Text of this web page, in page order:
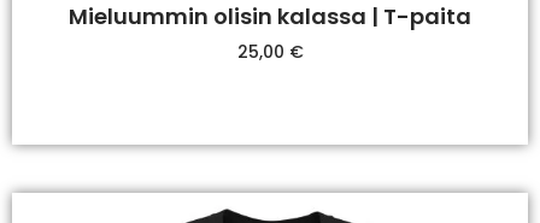
Mieluummin olisin kalassa | T-paita
25,00 €